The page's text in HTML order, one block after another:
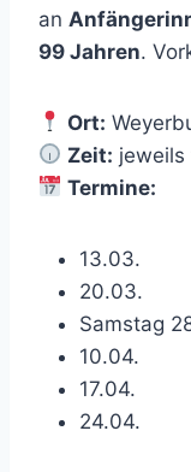
an
99 Jahren.
Ort:
Zeit: jeweils
Termine:
13.03.
20.03.
Samstag
10.04.
17.04.
24.04.